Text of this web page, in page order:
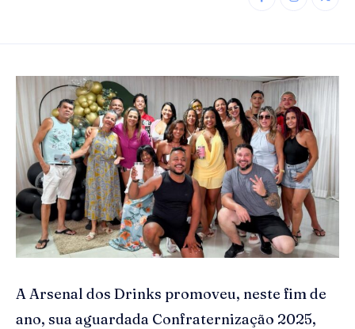
A Arsenal dos Drinks promoveu, neste fim de
ano, sua aguardada Confraternização 2025,